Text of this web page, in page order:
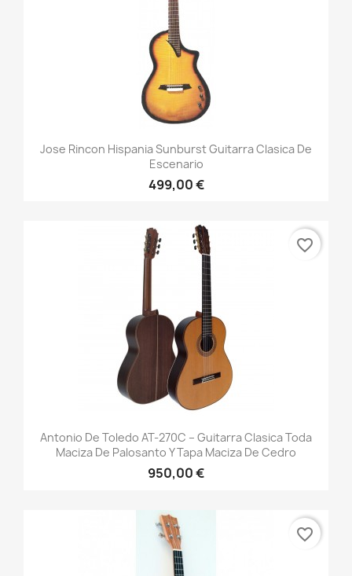
Jose Rincon Hispania Sunburst Guitarra Clasica De
Escenario
499,00 €
Antonio De Toledo AT-270C – Guitarra Clasica Toda
Maciza De Palosanto Y Tapa Maciza De Cedro
950,00 €
favorite_border
favorite_border